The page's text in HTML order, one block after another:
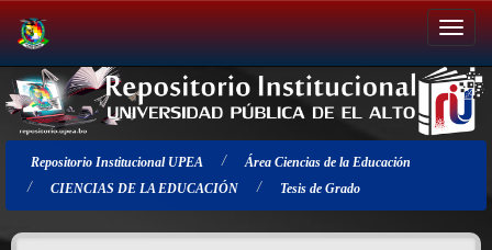
Salir
de
la
navegación
Repositorio Institucional UPEA
Área Ciencias de la Educación
CIENCIAS DE LA EDUCACIÓN
Tesis de Grado